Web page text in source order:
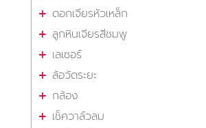
ดอกเจียรหัวเหล็ก
ลูกหินเจียรสีชมพู
เลเซอร์
ล้อวัดระยะ
กล้อง
เช็ควาล์วลม